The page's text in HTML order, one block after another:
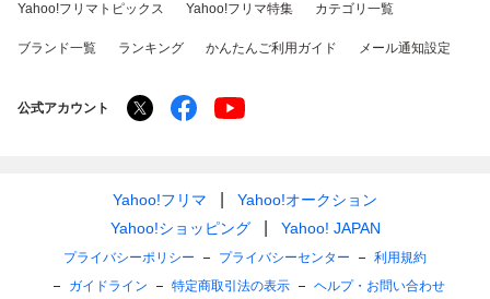
Yahoo!フリマトピックス Yahoo!フリマ特集 カテゴリ一覧
ブランド一覧 ランキング かんたんご利用ガイド メール通知設定
公式アカウント
Yahoo!フリマ
Yahoo!オークション
Yahoo!ショッピング
Yahoo! JAPAN
プライバシーポリシー プライバシーセンター
利用規約
ガイドライン
特定商取引法の表示 ヘルプ・お問い合わせ